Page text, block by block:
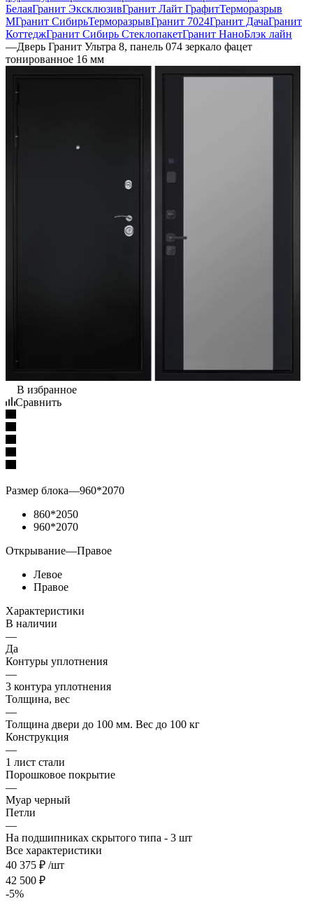
БелаяГранит ЭксклюзивГранит Лайт ГрафитТерморазрыв
МГранит СибирьТерморазрывГранит 7024Гранит ДачаГранит
КоттеджГранит Сибирь СтеклопакетГранит НаноБлэк лайн
—Дверь Гранит Ультра 8, панель 074 зеркало фацет
тонированное 16 мм
В избранное
Сравнить
Размер блока—960*2070
860*2050
960*2070
Открывание—Правое
Левое
Правое
Характеристики
В наличии
—
Да
Контуры уплотнения
—
3 контура уплотнения
Толщина, вес
—
Толщина двери до 100 мм. Вес до 100 кг
Конструкция
—
1 лист стали
Порошковое покрытие
—
Муар черный
Петли
—
На подшипниках скрытого типа - 3 шт
Все характеристики
40 375 ₽ /шт
42 500 ₽
-5%